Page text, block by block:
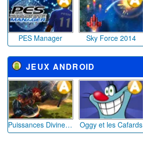
PES Manager Sky Force 2014
JEUX ANDROID
Puissances Divines™ Oggy et les Cafards